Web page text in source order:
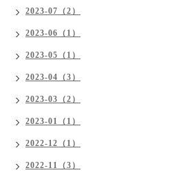
2023-07（2）
2023-06（1）
2023-05（1）
2023-04（3）
2023-03（2）
2023-01（1）
2022-12（1）
2022-11（3）